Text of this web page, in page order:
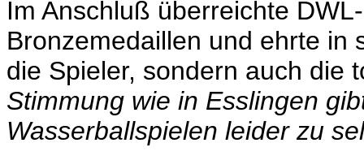
Im Anschluß überreichte
Bronzemedaillen und ehrte in
die Spieler, sondern auch die
Stimmung wie in Esslingen
Wasserballspielen leider zu